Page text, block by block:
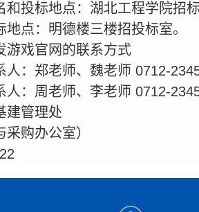
和投标地点：湖北工程学院招
地点：明德楼三楼招投标室。
游戏官网的联系方式
人：郑老师、魏老师 0712-
人：周老师、李老师 0712-
建管理处
采购办公室）